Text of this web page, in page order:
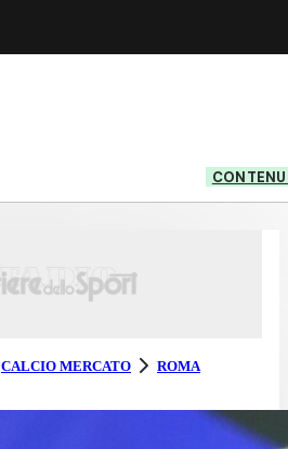
CALCIO MERCATO ROMA